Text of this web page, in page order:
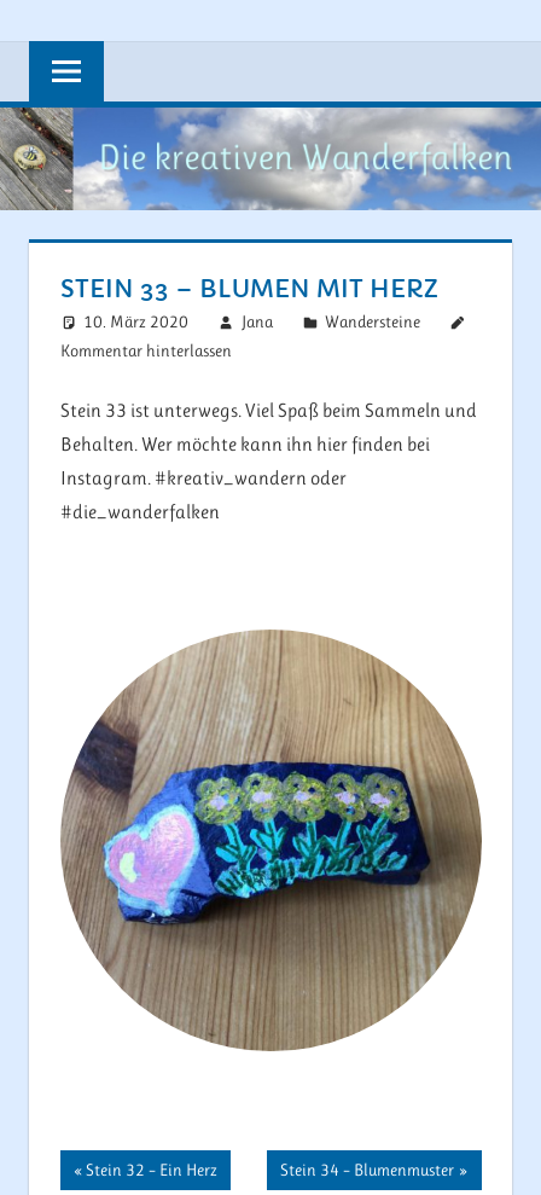
springen
DIE
KREATIVEN
Steine,
Wandern,
fahren
und
vieles
STEIN 33 – BLUMEN MIT HERZ
10. März 2020 Jana
Wandersteine
Kommentar hinterlassen
Stein 33 ist unterwegs. Viel Spaß beim Sammeln und
Behalten. Wer möchte kann ihn hier finden bei
Instagram. #kreativ_wandern oder
#die_wanderfalken
Beitragsnavigation
Vorheriger
Stein 32 – Ein Herz
Nächster
Stein 34 – Blumenmuster